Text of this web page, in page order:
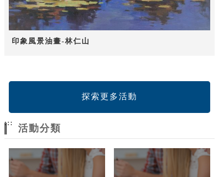
印象風景油畫-林仁山
探索更多活動
:::
活動分類